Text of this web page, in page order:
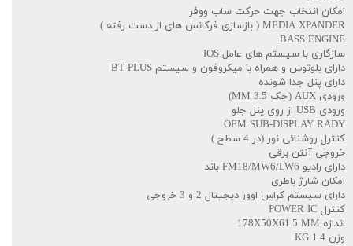
امکان انتخاب جهت حرکت ساب ووفر
MEDIA XPANDER ( بازسازی فرکانس های از دست رفته )
BASS ENGINE
سازگاری با سیستم های عامل IOS
دارای بلوتوس و همراه با میکروفون و سیستم BT PLUS
دارای پنل جدا شونده
ورودی AUX (جک 3.5 MM)
ورودی USB از روی پنل جلو
OEM SUB-DISPLAY RADY
کنترل روشنائی نور (در 4 سطح )
خروجی آنتن برقی
دارای رادیو FM18/MW6/LW6 باند
امکان شارژ باطری
دارای سیستم کراس اوور دیجیتال 2 و 3 خروجی
کنترل POWER IC
اندازه 178X50X61.5 MM
وزن 1.4 KG